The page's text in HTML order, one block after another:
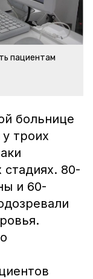
пациентам
больнице
троих
стадиях. 80-
и 60-